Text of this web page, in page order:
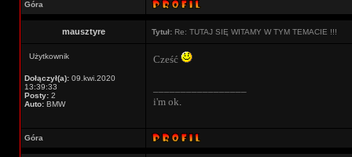
Góra
mausztyre Tytuł: Re: TUTAJ SIĘ WITAMY W TYM TEMACIE !!!
Użytkownik
Dołączył(a): 09.kwi.2020
13:39:33
Posty: 2
Auto: BMW
Cześć
i'm ok.
Góra